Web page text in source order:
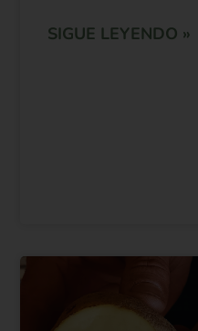
SIGUE LEYENDO »